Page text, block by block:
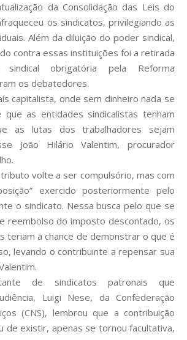
da Consolidação das Leis do
os sindicatos, privilegiando as
Além da diluição do poder sindical,
contra essas instituições foi a retirada
sindical obrigatória pela Reforma
os debatedores.
capitalista, onde sem dinheiro nada se
as entidades sindicalistas tenham
as lutas dos trabalhadores sejam
João Hilário Valentim, procurador
volte a ser compulsório, mas com
exercido posteriormente pelo
o sindicato. Nessa busca pelo que se
reembolso do imposto descontado, os
teriam a chance de demonstrar o que é
levando o contribuinte a repensar sua
de sindicatos patronais que
Luigi Nese, da Confederação
(CNS), lembrou que a contribuição
de existir, apenas se tornou facultativa,